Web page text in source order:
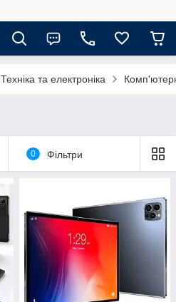
Техніка та електроніка
0 Фільтри